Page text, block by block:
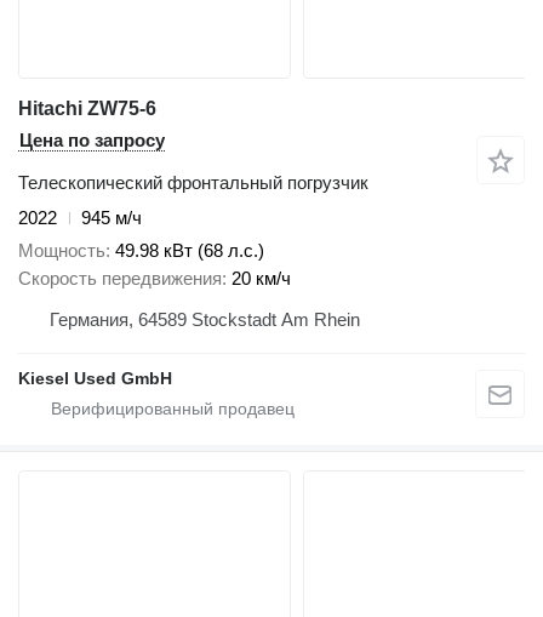
Hitachi ZW75-6
Цена по запросу
Телескопический фронтальный погрузчик
2022
945 м/ч
Мощность 49.98 кВт (68 л.с.)
Скорость передвижения 20 км/ч
Германия, 64589 Stockstadt Am Rhein
Kiesel Used GmbH